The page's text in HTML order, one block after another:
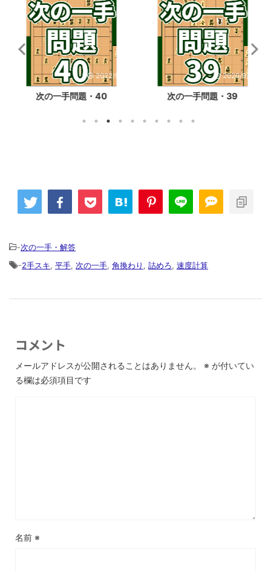
2022/9/2
次の一手問題・40
2020/9/25
次の一手問題・39
-次の一手・解答
-2手スキ, 平手, 次の一手, 角換わり , 詰めろ, 速度計算
コメント
メールアドレスが公開されることはありません。 ※ が付いてい
る欄は必須項目です
名前 ※